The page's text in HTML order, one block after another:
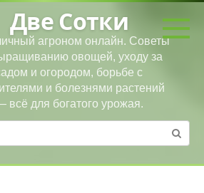
Две Сотки
агроном онлайн. Советы
овощей, уходу за
и огородом, борьбе с
и болезнями растений
всё для богатого урожая.